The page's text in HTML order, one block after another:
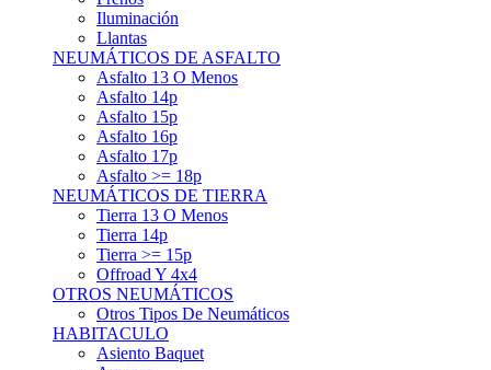
Llantas
NEUMÁTICOS DE ASFALTO
Asfalto 13 O Menos
Asfalto 14p
Asfalto 15p
Asfalto 16p
Asfalto 17p
Asfalto >= 18p
NEUMÁTICOS DE TIERRA
Tierra 13 O Menos
Tierra 14p
Tierra >= 15p
Offroad Y 4x4
OTROS NEUMÁTICOS
Otros Tipos De Neumáticos
HABITACULO
Asiento Baquet
Arneses
Volantes